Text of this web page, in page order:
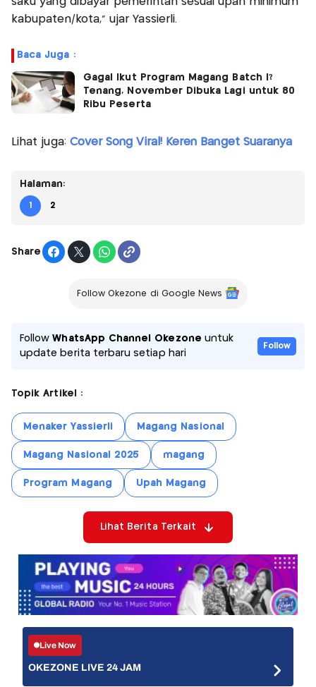
kabupaten/kota," ujar Yassierli.
Baca Juga :
Gagal Ikut Program Magang Batch I?
Tenang, November Dibuka Lagi untuk 80
Ribu Peserta
Lihat juga: Cover Song Viral! Keren Banget Suaranya
Halaman:
1 2
Share
Follow Okezone di Google News
FollowWhatsApp Channel Okezone untuk
update berita terbaru setiap hari
Follow
Topik Artikel :
Menaker Yassierli Magang Nasional
Magang Nasional 2025 magang
Program Magang Upah Magang
Lihat Berita Terkait
Live Now
OKEZONE LIVE 24 JAM